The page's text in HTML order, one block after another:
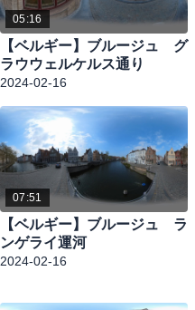
05:16
【ベルギー】ブルージュ グ
ラウウェルケルス通り
2024-02-16
07:51
【ベルギー】ブルージュ ラ
ンゲライ運河
2024-02-16